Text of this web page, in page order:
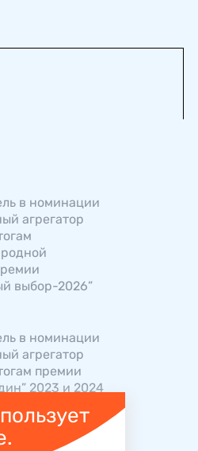
в номинации
агрегатор
выбор-2026”
в номинации
агрегатор
премии
2023 и 2024
- лидер